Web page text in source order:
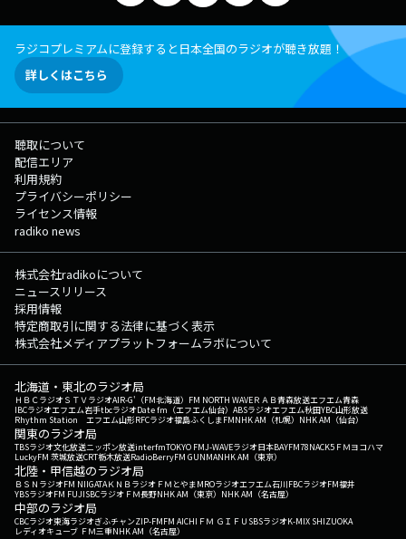
ラジコプレミアムに登録すると日本全国のラジオが聴き放題！
詳しくはこちら
聴取について
配信エリア
利用規約
プライバシーポリシー
ライセンス情報
radiko news
株式会社radikoについて
ニュースリリース
採用情報
特定商取引に関する法律に基づく表示
株式会社メディアプラットフォームラボについて
北海道・東北のラジオ局
ＨＢＣラジオＳＴＶラジオAIR-G'（FM北海道） FM NORTH WAVEＲＡＢ青森放送エフエム青森
IBCラジオエフエム岩手tbcラジオDate fm（エフエム仙台） ABSラジオエフエム秋田YBC山形放送
Rhythm Station エフエム山形RFCラジオ福島ふくしまFMNHK AM（札幌） NHK AM（仙台）
関東のラジオ局
TBSラジオ文化放送ニッポン放送interfmTOKYO FMJ-WAVEラジオ日本BAYFM78NACK5 ＦＭヨコハマ
LuckyFM 茨城放送CRT栃木放送RadioBerryFM GUNMANHK AM（東京）
北陸・甲信越のラジオ局
ＢＳＮラジオFM NIIGATAＫＮＢラジオ ＦＭとやまMROラジオエフエム石川FBCラジオFM福井
YBSラジオFM FUJISBCラジオ ＦＭ長野NHK AM（東京） NHK AM（名古屋）
中部のラジオ局
CBCラジオ東海ラジオぎふチャンZIP-FMFM AICHI ＦＭ ＧＩＦＵ SBSラジオK-MIX SHIZUOKA
レディオキューブ ＦＭ三重NHK AM（名古屋）